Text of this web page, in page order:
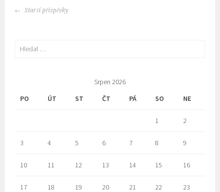
POSTS
Starší příspěvky
Vyhledávání
Srpen 2026
PO
ÚT ST ČT PÁ SO NE
1 2
3 4 5 6 7 8 9
10 11 12 13 14 15 16
17 18 19 20 21 22 23